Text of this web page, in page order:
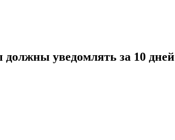
уведомлять за 10 дней